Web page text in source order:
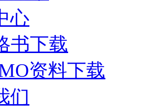
心
书下载
资料下载
们